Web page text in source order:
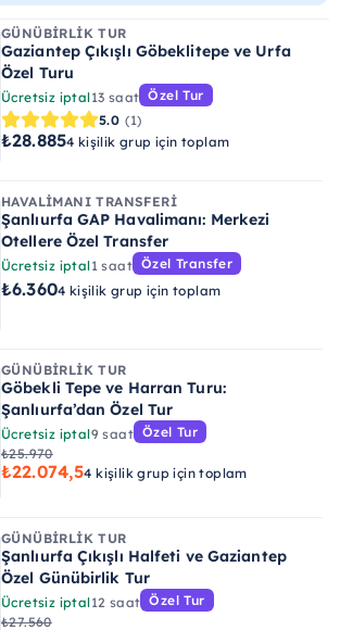
GÜNÜBIRLIK TUR
Gaziantep Çıkışlı Göbeklitepe ve Urfa
Özel Turu
Ücretsiz iptal13 saat Özel Tur
5.0 (1)
₺28.8854 kişilik grup için toplam
HAVALIMANI TRANSFERI
Şanlıurfa GAP Havalimanı: Merkezi
Otellere Özel Transfer
Ücretsiz iptal1 saat Özel Transfer
₺6.3604 kişilik grup için toplam
GÜNÜBIRLIK TUR
Göbekli Tepe ve Harran Turu:
Şanlıurfa’dan Özel Tur
Ücretsiz iptal9 saat Özel Tur
₺25.970
₺22.074,54 kişilik grup için toplam
GÜNÜBIRLIK TUR
Şanlıurfa Çıkışlı Halfeti ve Gaziantep
Özel Günübirlik Tur
Ücretsiz iptal12 saat Özel Tur
₺27.560